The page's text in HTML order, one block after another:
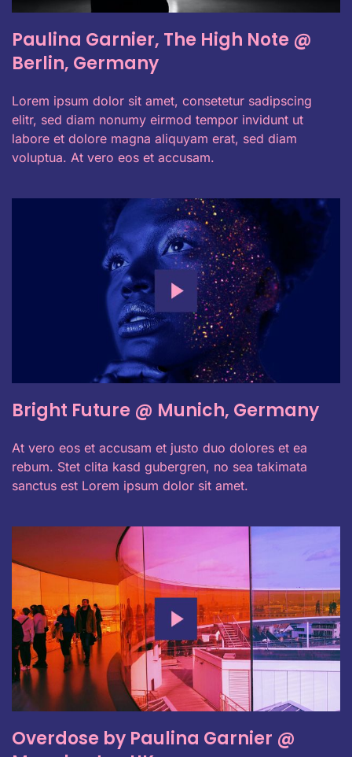
Paulina Garnier, The High Note @
Berlin, Germany
Lorem ipsum dolor sit amet, consetetur sadipscing
elitr, sed diam nonumy eirmod tempor invidunt ut
labore et dolore magna aliquyam erat, sed diam
voluptua. At vero eos et accusam.
Bright Future @ Munich, Germany
At vero eos et accusam et justo duo dolores et ea
rebum. Stet clita kasd gubergren, no sea takimata
sanctus est Lorem ipsum dolor sit amet.
Overdose by Paulina Garnier @